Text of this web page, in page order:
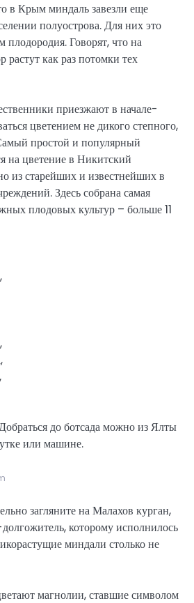
в Крым миндаль завезли еще
полуострова. Для них это
Говорят, что на
как раз потомки тех
приезжают в начале-
цветением не дикого степного,
простой и популярный
на цветение в Никитский
из старейших и известнейших в
Здесь собрана самая
плодовых культур – больше 11
до ботсада можно из Ялты
или машине.
загляните на Малахов курган,
которому исполнилось
миндали столько не
магнолии, ставшие символом